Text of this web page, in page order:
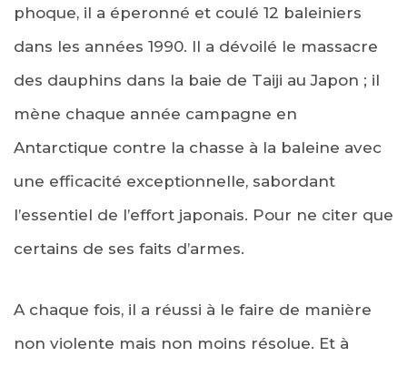
phoque, il a éperonné et coulé 12 baleiniers
dans les années 1990. Il a dévoilé le massacre
des dauphins dans la baie de Taiji au Japon ; il
mène chaque année campagne en
Antarctique contre la chasse à la baleine avec
une efficacité exceptionnelle, sabordant
l’essentiel de l’effort japonais. Pour ne citer que
certains de ses faits d’armes.
A chaque fois, il a réussi à le faire de manière
non violente mais non moins résolue. Et à